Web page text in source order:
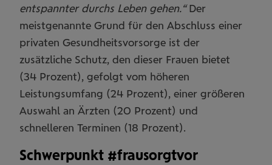
entspannter durchs Leben gehen.“Der
meistgenannte Grund für den Abschluss einer
privaten Gesundheitsvorsorge ist der
zusätzliche Schutz, den dieser Frauen bietet
(34 Prozent), gefolgt vom höheren
Leistungsumfang (24 Prozent), einer größeren
Auswahl an Ärzten (20 Prozent) und
schnelleren Terminen (18 Prozent).
Schwerpunkt #frausorgtvor